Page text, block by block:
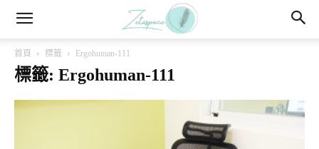
首頁 標籤 Ergohuman-111
標籤: Ergohuman-111